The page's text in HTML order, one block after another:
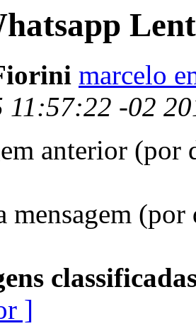
marcelo
11:57:22 -02
anterior (por
mensagem
]